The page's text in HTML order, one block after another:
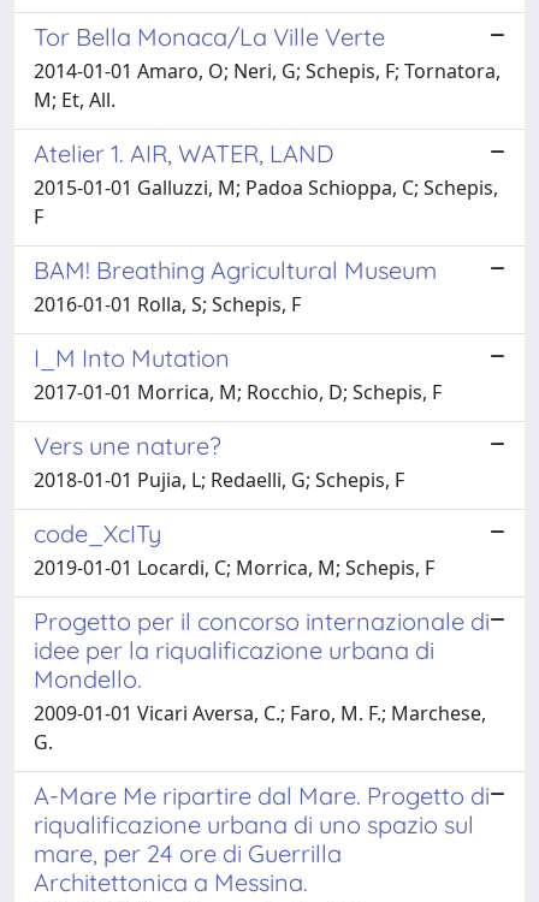
Tor Bella Monaca/La Ville Verte
2014-01-01 Amaro, O; Neri, G; Schepis, F; Tornatora,
M; Et, All.
Atelier 1. AIR, WATER, LAND
2015-01-01 Galluzzi, M; Padoa Schioppa, C; Schepis,
F
BAM! Breathing Agricultural Museum
2016-01-01 Rolla, S; Schepis, F
I_M Into Mutation
2017-01-01 Morrica, M; Rocchio, D; Schepis, F
Vers une nature?
2018-01-01 Pujia, L; Redaelli, G; Schepis, F
code_XcITy
2019-01-01 Locardi, C; Morrica, M; Schepis, F
Progetto per il concorso internazionale di
idee per la riqualificazione urbana di
Mondello.
2009-01-01 Vicari Aversa, C.; Faro, M. F.; Marchese,
G.
A-Mare Me ripartire dal Mare. Progetto di
riqualificazione urbana di uno spazio sul
mare, per 24 ore di Guerrilla
Architettonica a Messina.